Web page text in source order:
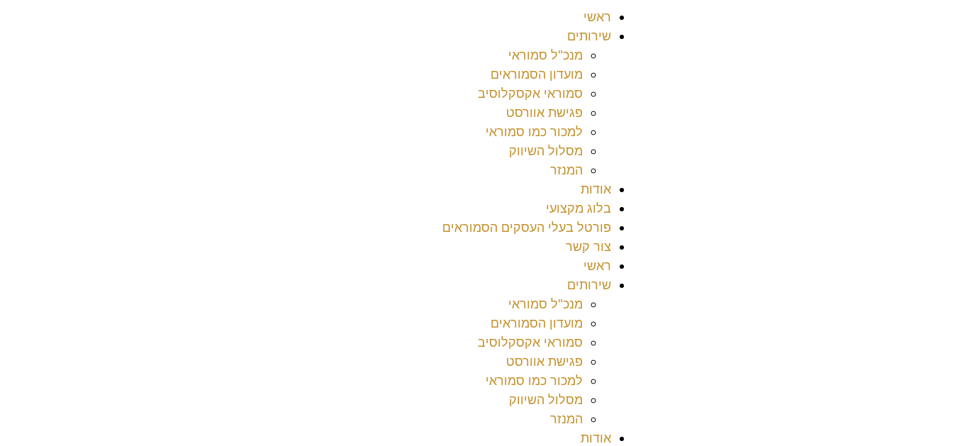
ראשי
שירותים
מנכ"ל סמוראי
מועדון הסמוראים
סמוראי אקסקלוסיב
פגישת אוורסט
למכור כמו סמוראי
מסלול השיווק
המנזר
אודות
בלוג מקצועי
פורטל בעלי העסקים הסמוראים
צור קשר
ראשי
שירותים
מנכ"ל סמוראי
מועדון הסמוראים
סמוראי אקסקלוסיב
פגישת אוורסט
למכור כמו סמוראי
מסלול השיווק
המנזר
אודות